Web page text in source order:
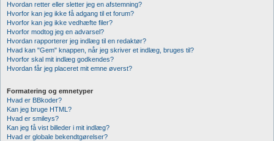
Hvordan retter eller sletter jeg en afstemning?
Hvorfor kan jeg ikke få adgang til et forum?
Hvorfor kan jeg ikke vedhæfte filer?
Hvorfor modtog jeg en advarsel?
Hvordan rapporterer jeg indlæg til en redaktør?
Hvad kan "Gem" knappen, når jeg skriver et indlæg, bruges til?
Hvorfor skal mit indlæg godkendes?
Hvordan får jeg placeret mit emne øverst?
Formatering og emnetyper
Hvad er BBkoder?
Kan jeg bruge HTML?
Hvad er smileys?
Kan jeg få vist billeder i mit indlæg?
Hvad er globale bekendtgørelser?